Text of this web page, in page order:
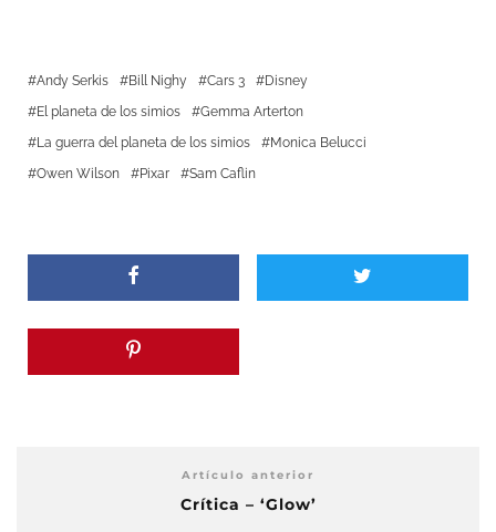
Andy Serkis Bill Nighy Cars 3
Disney
El planeta de los simios
Gemma Arterton
La guerra del planeta de los simios
Monica Belucci
Owen Wilson
Pixar Sam Caflin
Artículo anterior
Crítica – ‘Glow’